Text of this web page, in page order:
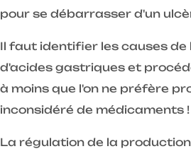
pour se débarrasser d'un
Il faut identifier les causes
d'acides gastriques et
à moins que l'on ne préfère
inconsidéré de médicaments !
La régulation de la